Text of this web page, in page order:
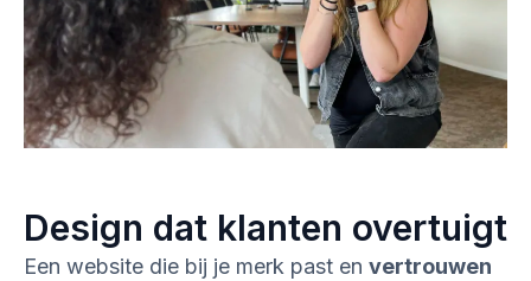
Design dat klanten overtuigt
Een website die bij je merk past en vertrouwen